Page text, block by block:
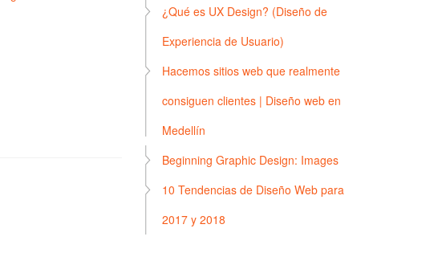
¿Qué es UX Design? (Diseño de
Experiencia de Usuario)
Hacemos sitios web que realmente
consiguen clientes | Diseño web en
Medellín
Beginning Graphic Design: Images
10 Tendencias de Diseño Web para
2017 y 2018